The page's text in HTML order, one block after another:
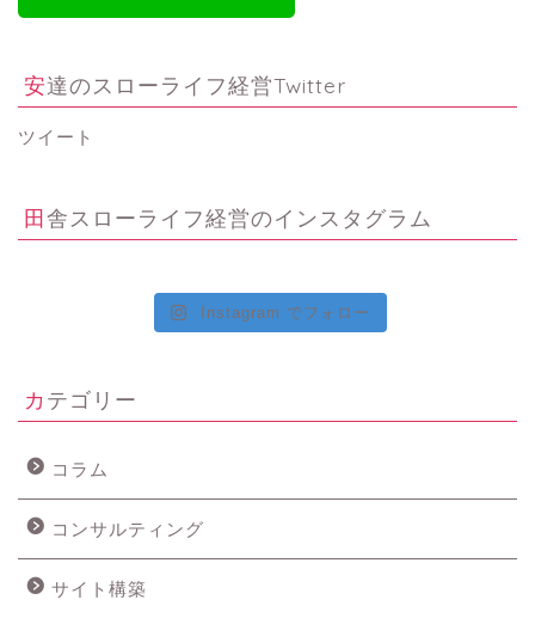
安達のスローライフ経営Twitter
ツイート
田舎スローライフ経営のインスタグラム
Instagram でフォロー
カテゴリー
コラム
コンサルティング
サイト構築